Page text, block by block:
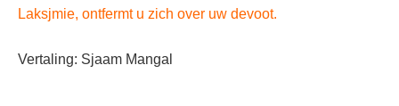
Laksjmie, ontfermt u zich over uw devoot.
Vertaling: Sjaam Mangal